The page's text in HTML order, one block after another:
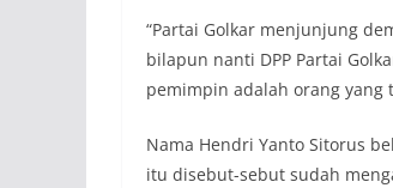
“Partai Golkar menjunjung
bilapun nanti DPP Partai
pemimpin adalah orang yang
Nama Hendri Yanto Sitorus
itu disebut-sebut sudah